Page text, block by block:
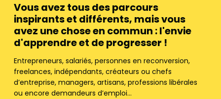
Vous avez tous des parcours
inspirants et différents, mais vous
avez une chose en commun : l'envie
d'apprendre et de progresser !
Entrepreneurs, salariés, personnes en reconversion,
freelances, indépendants, créateurs ou chefs
d’entreprise, managers, artisans, professions libérales
ou encore demandeurs d’emploi…